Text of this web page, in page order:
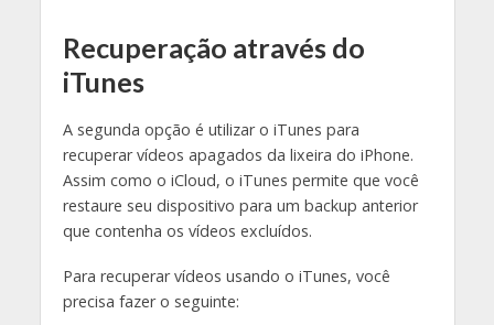
Recuperação através do
iTunes
A segunda opção é utilizar o iTunes para
recuperar vídeos apagados da lixeira do iPhone.
Assim como o iCloud, o iTunes permite que você
restaure seu dispositivo para um backup anterior
que contenha os vídeos excluídos.
Para recuperar vídeos usando o iTunes, você
precisa fazer o seguinte: